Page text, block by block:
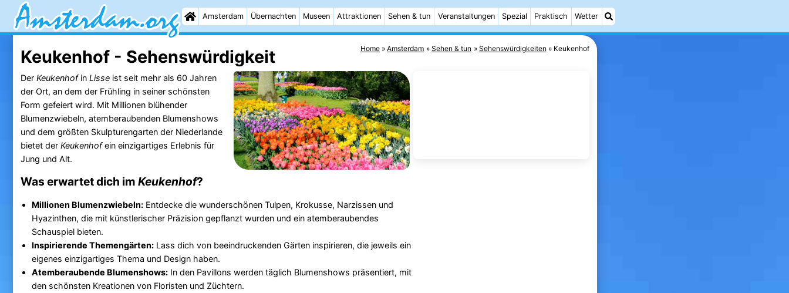
Amsterdam Übernachten Museen Attraktionen Sehen & tun Veranstaltungen Spezial Praktisch Wetter
Home Amsterdam Sehen & tun Sehenswürdigkeiten Keukenhof
Keukenhof - Sehenswürdigkeit
Der Keukenhofin Lisseist seit mehr als 60 Jahren
der Ort, an dem der Frühling in seiner schönsten
Form gefeiert wird. Mit Millionen blühender
Blumenzwiebeln, atemberaubenden Blumenshows
und dem größten Skulpturengarten der Niederlande
bietet der Keukenhofein einzigartiges Erlebnis für
Jung und Alt.
Was erwartet dich im Keukenhof?
Millionen Blumenzwiebeln:Entdecke die wunderschönen Tulpen, Krokusse, Narzissen und
Hyazinthen, die mit künstlerischer Präzision gepflanzt wurden und ein atemberaubendes
Schauspiel bieten.
Inspirierende Themengärten:Lass dich von beeindruckenden Gärten inspirieren, die jeweils ein
eigenes einzigartiges Thema und Design haben.
Atemberaubende Blumenshows:In den Pavillons werden täglich Blumenshows präsentiert, mit
den schönsten Kreationen von Floristen und Züchtern.